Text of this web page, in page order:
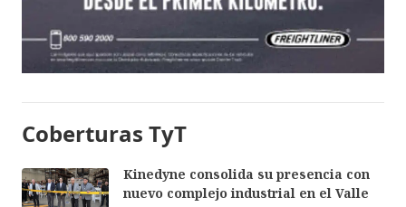
Coberturas TyT
Kinedyne consolida su presencia con
nuevo complejo industrial en el Valle